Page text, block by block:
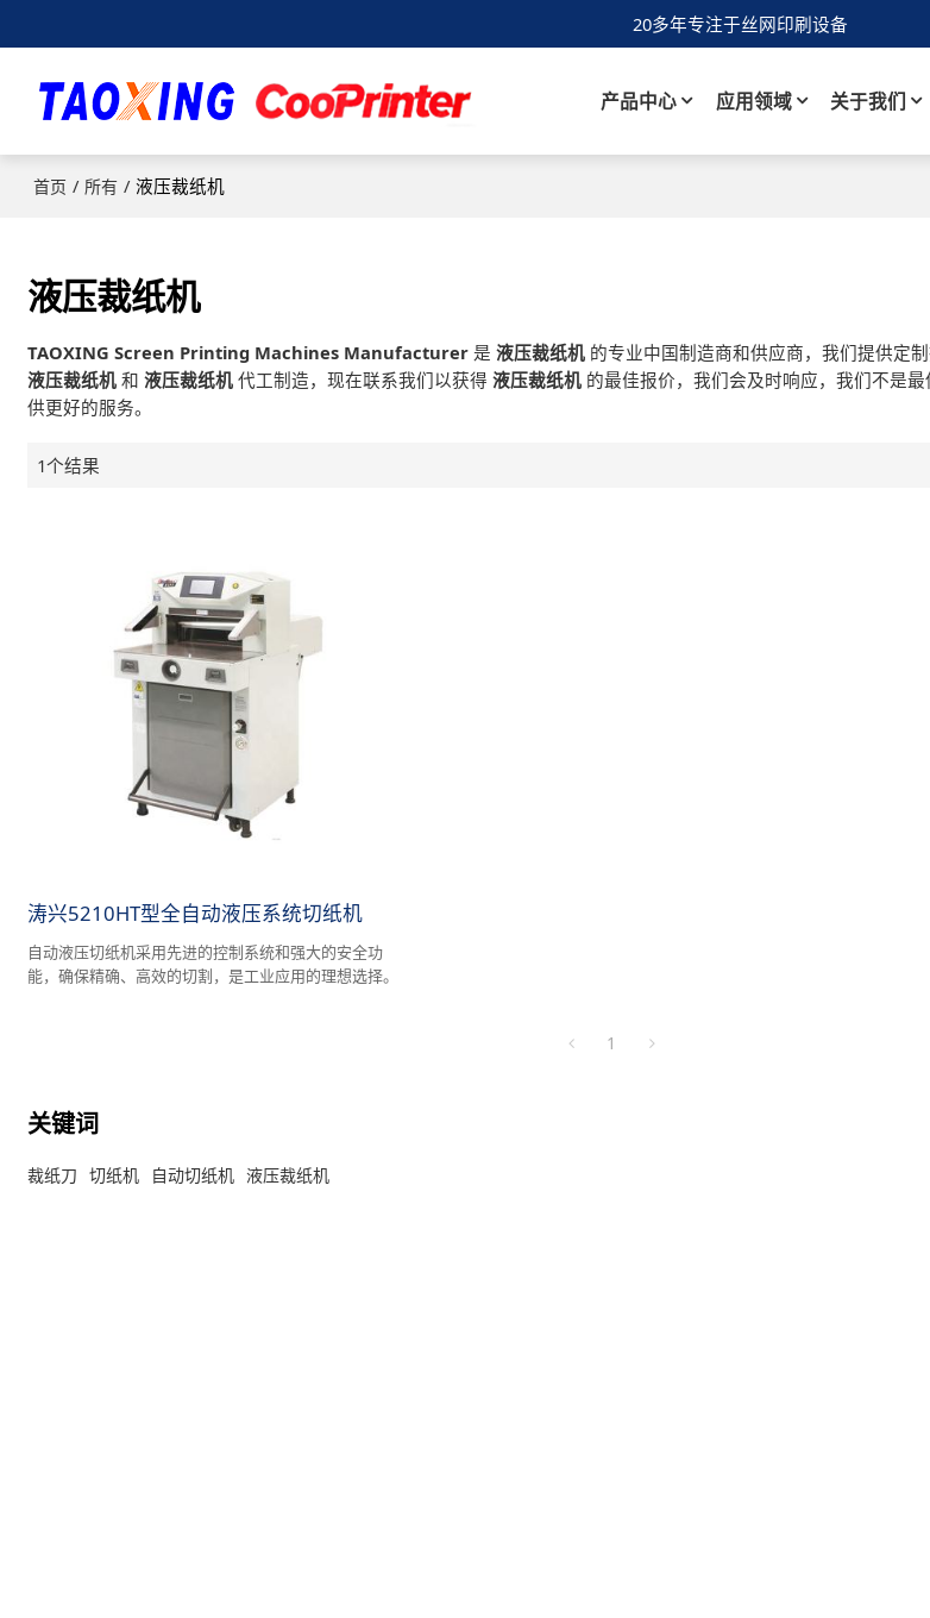
20多年专注于丝网印刷设备
产品中心 应用领域 关于我们
首页 / 所有 / 液压裁纸机
液压裁纸机
TAOXING Screen Printing Machines Manufacturer 是液压裁纸机 的专业中国制造商和供应商，我们提供定
液压裁纸机 和液压裁纸机 代工制造，现在联系我们以获得液压裁纸机 的最佳报价，我们会及时响应，我们不是
供更好的服务。
1个结果
涛兴5210HT型全自动液压系统切纸机
自动液压切纸机采用先进的控制系统和强大的安全功
能，确保精确、高效的切割，是工业应用的理想选择。
1
关键词
裁纸刀 切纸机 自动切纸机 液压裁纸机